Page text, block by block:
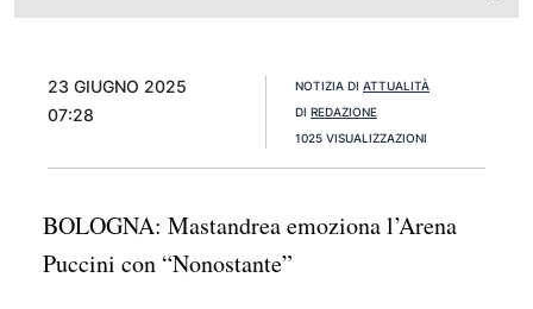
23 GIUGNO 2025
07:28
NOTIZIA DI ATTUALITÀ
DI REDAZIONE
1025 VISUALIZZAZIONI
BOLOGNA: Mastandrea emoziona l’Arena
Puccini con “Nonostante”